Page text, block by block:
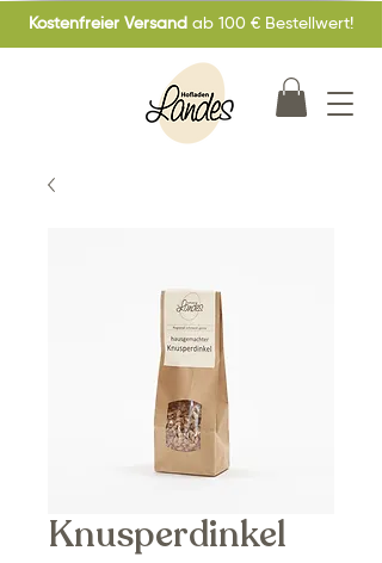
Kostenfreier Versand ab 100 € Bestellwert!
Knusperdinkel